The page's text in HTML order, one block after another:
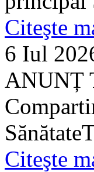
Citeşte
6 Iul
ANUNȚ
Citeşte